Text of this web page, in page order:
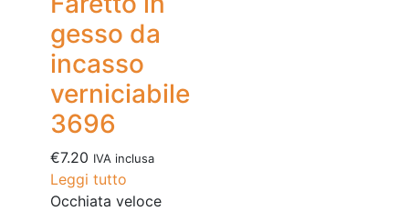
gesso da
incasso
verniciabile
3696
€7.20 IVA inclusa
Leggi tutto
Occhiata veloce